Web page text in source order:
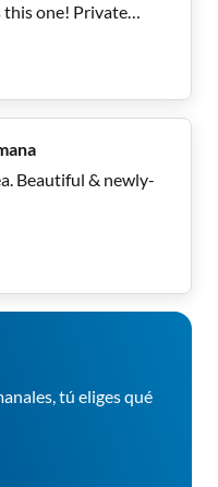
one! Private
Beautiful & newly-
tú eliges qué